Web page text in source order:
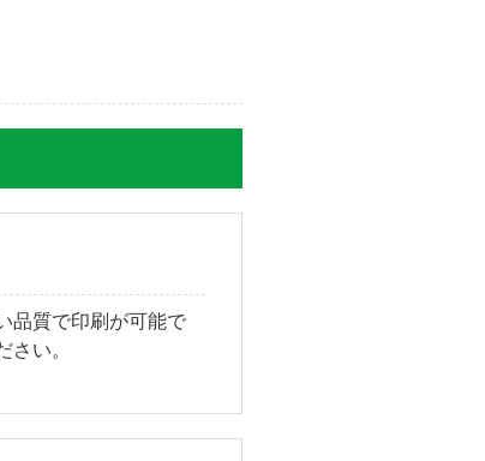
品質で印刷が可能で
い。